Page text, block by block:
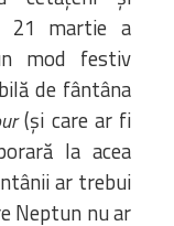
21 martie a
mod festiv
de fântâna
(și care ar fi
la acea
ar trebui
Neptun nu ar